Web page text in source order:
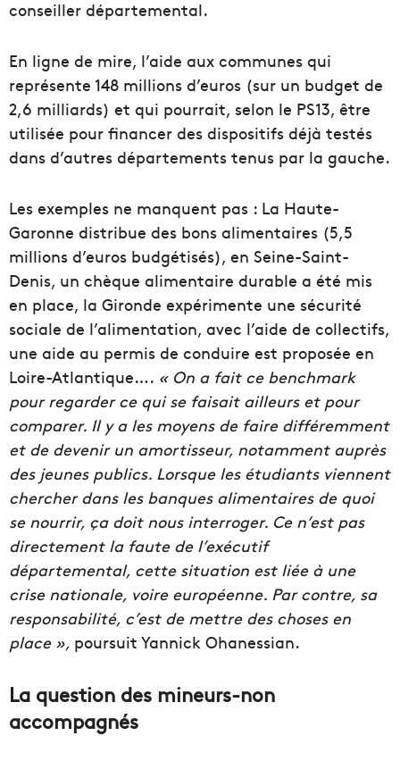
conseiller départemental.
En ligne de mire, l’aide aux communes qui
représente 148 millions d’euros (sur un budget de
2,6 milliards) et qui pourrait, selon le PS13, être
utilisée pour financer des dispositifs déjà testés
dans d’autres départements tenus par la gauche.
Les exemples ne manquent pas : La Haute-
Garonne distribue des bons alimentaires (5,5
millions d’euros budgétisés), en Seine-Saint-
Denis, un chèque alimentaire durable a été mis
en place, la Gironde expérimente une sécurité
sociale de l’alimentation, avec l’aide de collectifs,
une aide au permis de conduire est proposée en
Loire-Atlantique…. « On a fait ce benchmark
pour regarder ce qui se faisait ailleurs et pour
comparer. Il y a les moyens de faire différemment
et de devenir un amortisseur, notamment auprès
des jeunes publics. Lorsque les étudiants viennent
chercher dans les banques alimentaires de quoi
se nourrir, ça doit nous interroger. Ce n’est pas
directement la faute de l’exécutif
départemental, cette situation est liée à une
crise nationale, voire européenne. Par contre, sa
responsabilité, c’est de mettre des choses en
place », poursuit Yannick Ohanessian.
La question des mineurs-non
accompagnés